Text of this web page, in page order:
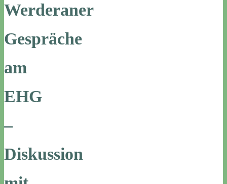
Werderaner
Gespräche
am
EHG
–
Diskussion